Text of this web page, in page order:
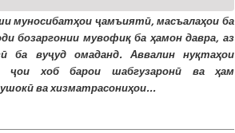
муносибатҳои ҷамъиятӣ, масъалаҳои ба
бозаргонии мувофиқ ба ҳамон давра, аз
ба вуҷуд омаданд. Аввалин нуқтаҳои
ҷои хоб барои шабгузаронӣ ва ҳам
ва хизматрасониҳои...